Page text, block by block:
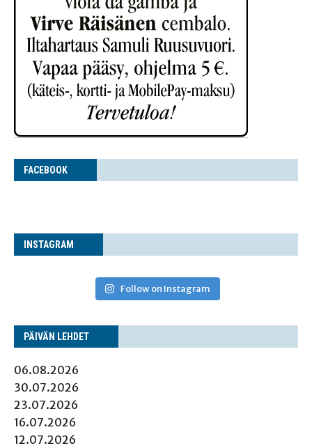
FACE­BOOK
INS­TA­GRAM
Follow on Instagram
PÄI­VÄN LEHDET
06.08.2026
30.07.2026
23.07.2026
16.07.2026
12.07.2026